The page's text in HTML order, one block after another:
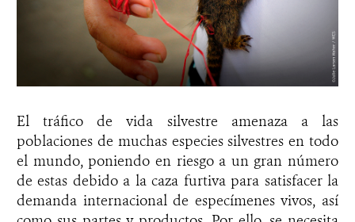
El tráfico de vida silvestre amenaza a las
poblaciones de muchas especies silvestres en todo
el mundo, poniendo en riesgo a un gran número
de estas debido a la caza furtiva para satisfacer la
demanda internacional de especímenes vivos, así